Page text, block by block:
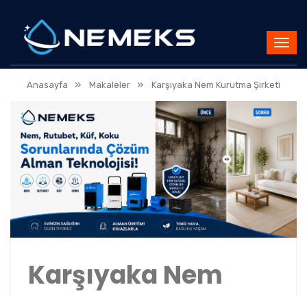
Anasayfa » Makaleler » Karşıyaka Nem Kurutma Şirketi
Karşıyaka Nem